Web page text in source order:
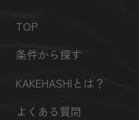
TOP
条件から探す
KAKEHASHIとは？
よくある質問